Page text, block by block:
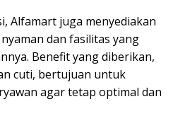
Alfamart juga menyediakan
dan fasilitas yang
Benefit yang diberikan,
cuti, bertujuan untuk
agar tetap optimal dan